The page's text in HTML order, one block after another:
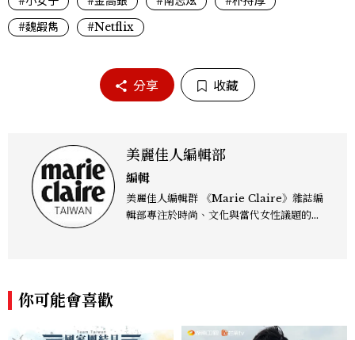
#魏嘏雋
#Netflix
分享 收藏
美麗佳人編輯部
編輯
美麗佳人編輯群 《Marie Claire》雜誌編
輯部專注於時尚、文化與當代女性議題的深
度的內容。 《Marie Claire》始終以敏銳
你可能會喜歡